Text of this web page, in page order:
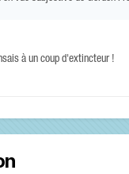
à un coup d'extincteur !